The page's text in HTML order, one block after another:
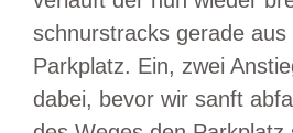
schnurstracks gerade aus
Parkplatz. Ein, zwei
dabei, bevor wir sanft